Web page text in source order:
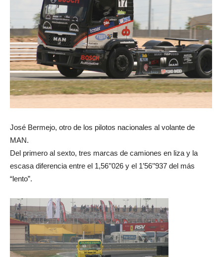
José Bermejo, otro de los pilotos nacionales al volante de
MAN.
Del primero al sexto, tres marcas de camiones en liza y la
escasa diferencia entre el 1,56’’026 y el 1’56’’937 del más
“lento”.